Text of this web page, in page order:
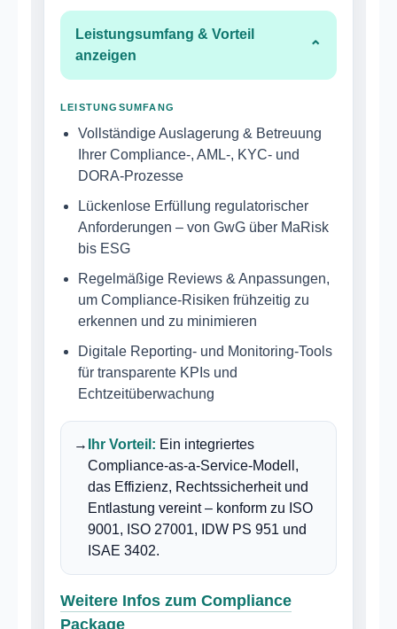
Leistungsumfang & Vorteil
anzeigen
⌄
LEISTUNGSUMFANG
Vollständige Auslagerung & Betreuung
Ihrer Compliance-, AML-, KYC- und
DORA-Prozesse
Lückenlose Erfüllung regulatorischer
Anforderungen – von GwG über MaRisk
bis ESG
Regelmäßige Reviews & Anpassungen,
um Compliance-Risiken frühzeitig zu
erkennen und zu minimieren
Digitale Reporting- und Monitoring-Tools
für transparente KPIs und
Echtzeitüberwachung
→ Ihr Vorteil: Ein integriertes
Compliance-as-a-Service-Modell,
das Effizienz, Rechtssicherheit und
Entlastung vereint – konform zu ISO
9001, ISO 27001, IDW PS 951 und
ISAE 3402.
Weitere Infos zum Compliance
Package